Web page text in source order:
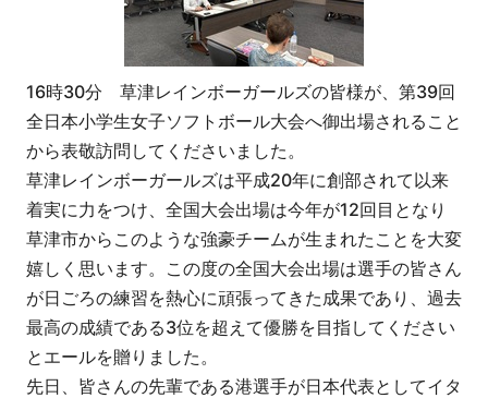
16時30分 草津レインボーガールズの皆様が、第39回
全日本小学生女子ソフトボール大会へ御出場されること
から表敬訪問してくださいました。
草津レインボーガールズは平成20年に創部されて以来
着実に力をつけ、全国大会出場は今年が12回目となり
草津市からこのような強豪チームが生まれたことを大変
嬉しく思います。この度の全国大会出場は選手の皆さん
が日ごろの練習を熱心に頑張ってきた成果であり、過去
最高の成績である3位を超えて優勝を目指してください
とエールを贈りました。
先日、皆さんの先輩である港選手が日本代表としてイタ